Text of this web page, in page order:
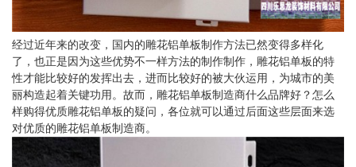
经过近年来的改变，国内的雕花铝单板制作方法已然变得多样化
了，也正是因为这些优势不一样方法的制作制作，雕花铝单板的特
性才能比较好的发挥出去，进而比较好的被大伙运用，为城市的美
丽构造起着关键功用。故而，雕花铝单板制造商什么品牌好？怎么
样购得优质雕花铝单板的疑问，各位就可以通过后面这些层面来选
对优质的雕花铝单板制造商。